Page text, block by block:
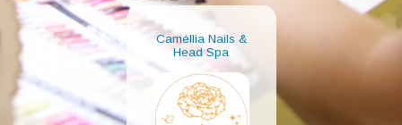
Caméllia Nails &
Head Spa